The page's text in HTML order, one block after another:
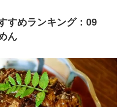
すめランキング：09
ん